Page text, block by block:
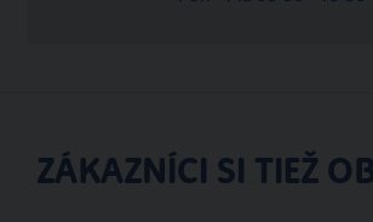
ZÁKAZNÍCI SI TIEŽ